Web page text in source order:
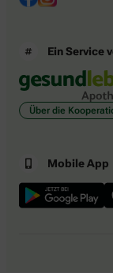
Ein Service
Über die
Mobile App